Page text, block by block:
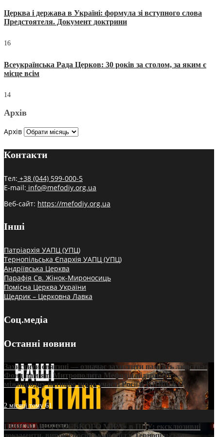
Церква і держава в Україні: формула зі вступного слова
Предстоятеля. Документ доктрини
16
Всеукраїнська Рада Церков: 30 років за столом, за яким є
місце всім
14
Архів
Архів
Контакти
Тел: +38 (044) 599-000-5
E-mail: info@mefodiy.org.ua
Веб-сайт: https://mefodiy.org.ua
Інші
Патріархія УАПЦ (УПЦ)
Тернопільська Єпархія УАПЦ (УПЦ)
Андріївська Церква
Парафія Св. Жінок-Мироносиць
Помісна Церква України
Щедрик – Церковна Лавка
Соц.медіа
Останні новини
Захистити святині — означає захистити пам’ять людства:
Фонд пам’яті Митрополита Мефодія підтримує
міжнародну петицію щодо участі Росії в ЮНЕСКО
2 місяці тому61
ПРИСМАК «РУССЬКОГО МІРА» в ПЦУ: ексклюзивні